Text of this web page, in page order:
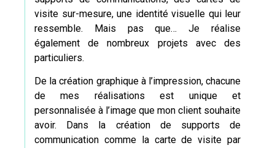
visite sur-mesure, une identité visuelle qui leur
ressemble. Mais pas que… Je réalise
également de nombreux projets avec des
particuliers.
De la création graphique à l’impression, chacune
de mes réalisations est unique et
personnalisée à l’image que mon client souhaite
avoir. Dans la création de supports de
communication comme
la carte de visite par